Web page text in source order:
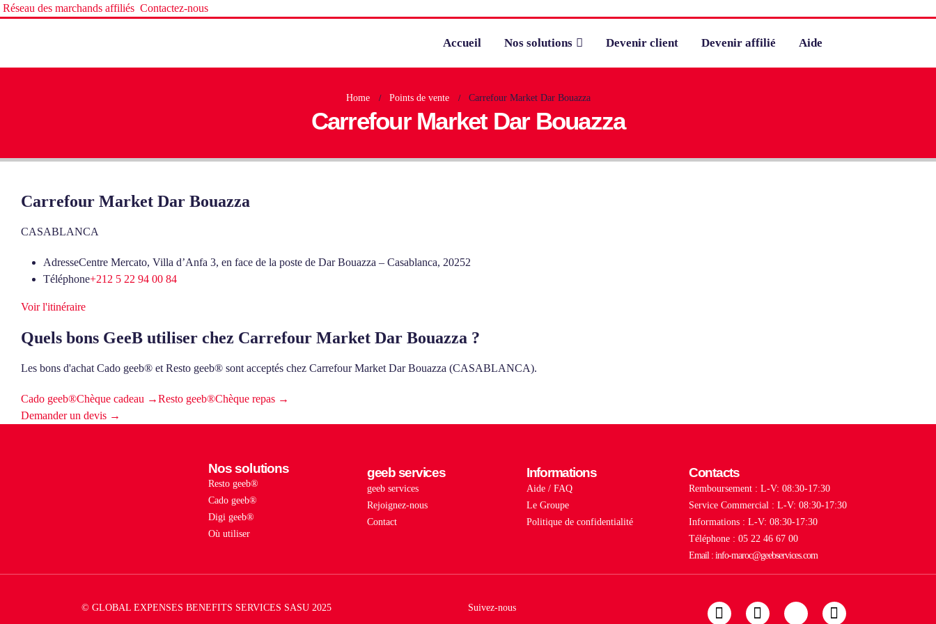
Réseau des marchands affiliés Contactez-nous
Accueil Nos solutions Devenir client Devenir affilié Aide
Home Points de vente Carrefour Market Dar Bouazza
Carrefour Market Dar Bouazza
Carrefour Market Dar Bouazza
CASABLANCA
AdresseCentre Mercato, Villa d’Anfa 3, en face de la poste de Dar Bouazza – Casablanca, 20252
Téléphone+212 5 22 94 00 84
Voir l'itinéraire
Quels bons GeeB utiliser chez Carrefour Market Dar Bouazza ?
Les bons d'achat Cado geeb® et Resto geeb® sont acceptés chez Carrefour Market Dar Bouazza (CASABLANCA).
Cado geeb®Chèque cadeau →Resto geeb®Chèque repas →
Demander un devis →
Nos solutions
Resto geeb®
Cado geeb®
Digi geeb®
Où utiliser
geeb services
geeb services
Rejoignez-nous
Contact
Informations
Aide / FAQ
Le Groupe
Politique de confidentialité
Contacts
Remboursement : L-V: 08:30-17:30
Service Commercial : L-V: 08:30-17:30
Informations : L-V: 08:30-17:30
Téléphone : 05 22 46 67 00
Email : info-maroc@geebservices.com
© GLOBAL EXPENSES BENEFITS SERVICES SASU 2025 Suivez-nous